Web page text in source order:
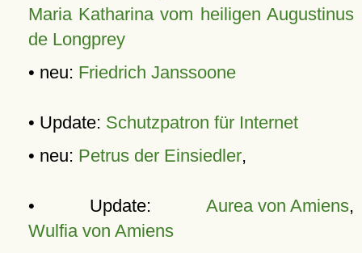
Maria Katharina vom heiligen Augustinus
de Longprey
• neu: Friedrich Janssoone
• Update: Schutzpatron für Internet
• neu: Petrus der Einsiedler,
• Update: Aurea von Amiens,
Wulfia von Amiens